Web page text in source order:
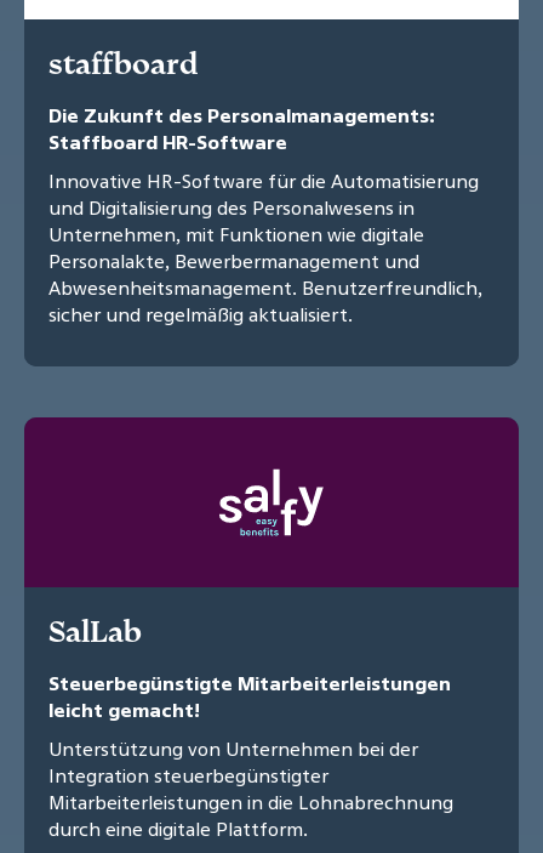
staffboard
Die Zukunft des Personalmanagements:
Staffboard HR-Software
Innovative HR-Software für die Automatisierung
und Digitalisierung des Personalwesens in
Unternehmen, mit Funktionen wie digitale
Personalakte, Bewerbermanagement und
Abwesenheitsmanagement. Benutzerfreundlich,
sicher und regelmäßig aktualisiert.
SalLab
Steuerbegünstigte Mitarbeiterleistungen
leicht gemacht!
Unterstützung von Unternehmen bei der
Integration steuerbegünstigter
Mitarbeiterleistungen in die Lohnabrechnung
durch eine digitale Plattform.